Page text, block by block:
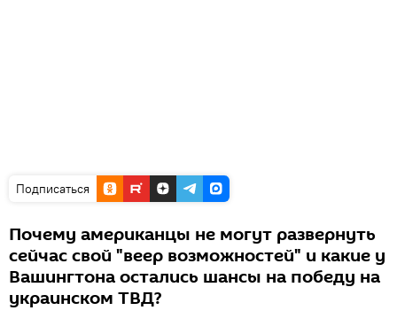
Подписаться
Почему американцы не могут развернуть
сейчас свой "веер возможностей" и какие у
Вашингтона остались шансы на победу на
украинском ТВД?